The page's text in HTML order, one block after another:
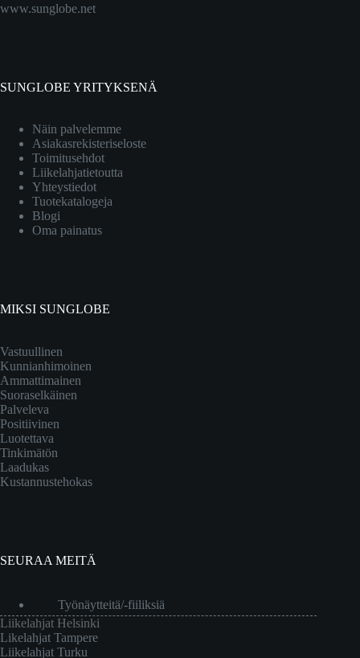
www.sunglobe.net
SUNGLOBE YRITYKSENÄ
Näin palvelemme
Asiakasrekisteriseloste
Toimitusehdot
Liikelahjatietoutta
Yhteystiedot
Tuotekatalogeja
Blogi
Oma painatus
MIKSI SUNGLOBE
Vastuullinen
Kunnianhimoinen
Ammattimainen
Suoraselkäinen
Palveleva
Positiivinen
Luotettava
Tinkimätön
Laadukas
Kustannustehokas
SEURAA MEITÄ
Työnäytteitä/-fiiliksiä
Liikelahjat Helsinki
Likelahjat Tampere
Liikelahjat Turku